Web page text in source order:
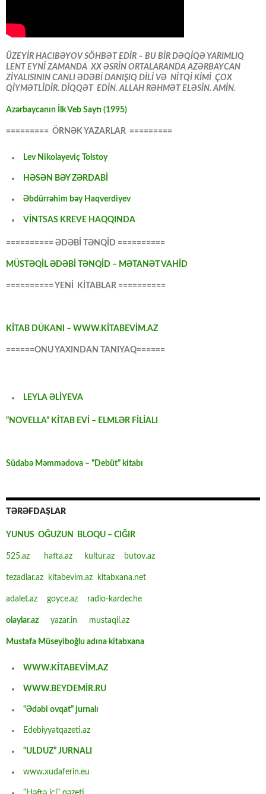
ÜZEYİR HACIBƏYOV SÖHBƏT EDİR – BU BİR DƏQİQƏ YARIMLIQ
LENT EYNİ ZAMANDA XX ƏSRİN ORTALARANDA AZƏRBAYCAN
ZİYALISININ CANLI ƏDƏBİ DANIŞIQ DİLİ VƏ NİTQİ KİMİ ÇOX
QİYMƏTLİDİR. DİQQƏT EDİN. ALLAH RƏHMƏT ELƏSİN. AMİN.
Azərbaycanın İlk Veb Saytı (1995)
========= ÖRNƏK YAZARLAR =========
Lev Nikolayeviç Tolstoy
HƏSƏN BƏY ZƏRDABİ
Əbdürrəhim bəy Haqverdiyev
VİNTSAS KREVE HAQQINDA
========== ƏDƏBİ TƏNQİD ==========
MÜSTƏQİL ƏDƏBİ TƏNQİD – MƏTANƏT VAHİD
========== YENİ KİTABLAR ==========
KİTAB DÜKANI – WWW.KİTABEVİM.AZ
======ONU YAXINDAN TANIYAQ======
LEYLA ƏLİYEVA
“NOVELLA” KİTAB EVİ – ELMLƏR FİLİALI
Südabə Məmmədova – “Debüt” kitabı
TƏRƏFDAŞLAR
YUNUS OĞUZUN BLOQU – CIĞIR
525.az hafta.az kultur.az butov.az
tezadlar.az kitabevim.az kitabxana.net
adalet.az goyce.az radio-kardeche
olaylar.az yazar.in mustaqil.az
Mustafa Müseyiboğlu adına kitabxana
WWW.KİTABEVİM.AZ
WWW.BEYDEMİR.RU
“Ədəbi ovqat” jurnalı
Edebiyyatqazeti.az
“ULDUZ” JURNALI
www.xudaferin.eu